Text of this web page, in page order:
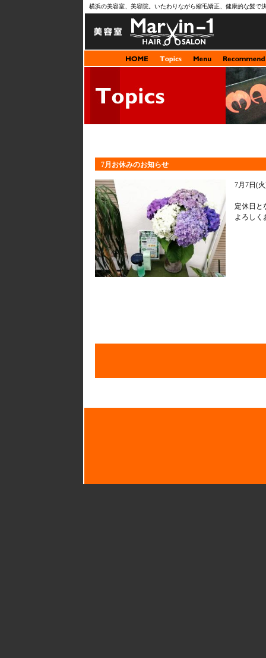
横浜の美容室、美容院。いたわりながら縮毛矯正、健康的な髪で
7月お休みのお知らせ
7月7日(
定休日と
よろしく